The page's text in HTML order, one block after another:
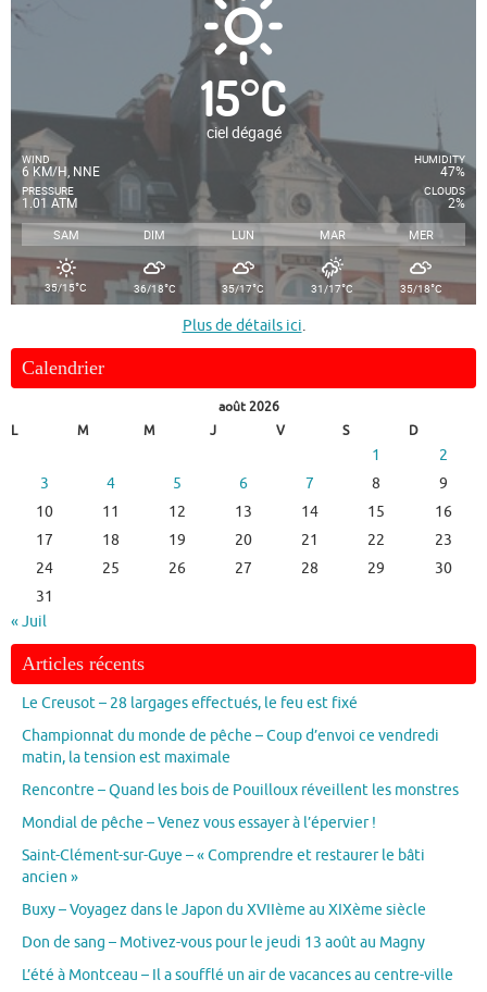
15°C
ciel dégagé
WIND
6 KM/H, NNE
PRESSURE
1.01 ATM
HUMIDITY
47%
CLOUDS
2%
SAM DIM LUN MAR MER
35/15°C 36/18°C 35/17°C 31/17°C 35/18°C
Plus de détails ici.
Calendrier
août 2026
L
M M J V S D
1
2
3
4 5 6 7 8
9
10
11 12 13 14 15
16
17
18 19 20 21 22
23
24
25 26 27 28 29
30
31
« Juil
Articles récents
Le Creusot – 28 largages effectués, le feu est fixé
Championnat du monde de pêche – Coup d’envoi ce vendredi
matin, la tension est maximale
Rencontre – Quand les bois de Pouilloux réveillent les monstres
Mondial de pêche – Venez vous essayer à l’épervier !
Saint-Clément-sur-Guye – « Comprendre et restaurer le bâti
ancien »
Buxy – Voyagez dans le Japon du XVIIème au XIXème siècle
Don de sang – Motivez-vous pour le jeudi 13 août au Magny
L’été à Montceau – Il a soufflé un air de vacances au centre-ville